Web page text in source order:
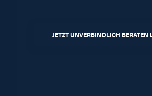
JETZT UNVERBINDLICH BERATEN